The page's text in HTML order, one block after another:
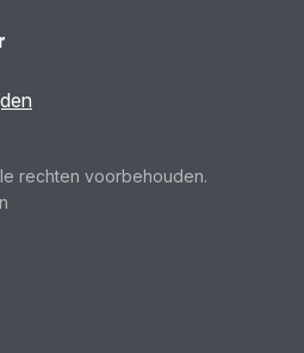
rechten voorbehouden.